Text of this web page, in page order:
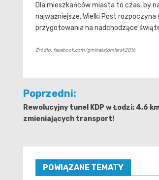
Dla mieszkańców miasta to czas, by
najważniejsze. Wielki Post
przygotowania na nadchodzące
Źródło: facebook.com/gminalutomiersk2016
Nawigacja
wpisu
Poprzedni:
Rewolucyjny tunel KDP w Łodzi: 4,6
zmieniających transport!
POWIĄZANE TEMATY